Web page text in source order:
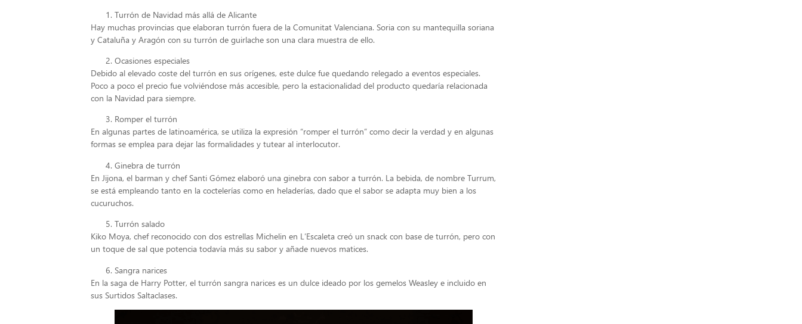
Turrón de Navidad más allá de Alicante
Hay muchas provincias que elaboran turrón fuera de la Comunitat Valenciana. Soria con su mantequilla soriana
y Cataluña y Aragón con su turrón de guirlache son una clara muestra de ello.
Ocasiones especiales
Debido al elevado coste del turrón en sus orígenes, este dulce fue quedando relegado a eventos especiales.
Poco a poco el precio fue volviéndose más accesible, pero la estacionalidad del producto quedaría relacionada
con la Navidad para siempre.
Romper el turrón
En algunas partes de latinoamérica, se utiliza la expresión “romper el turrón” como decir la verdad y en algunas
formas se emplea para dejar las formalidades y tutear al interlocutor.
Ginebra de turrón
En Jijona, el barman y chef Santi Gómez elaboró una ginebra con sabor a turrón. La bebida, de nombre Turrum,
se está empleando tanto en la coctelerías como en heladerías, dado que el sabor se adapta muy bien a los
cucuruchos.
Turrón salado
Kiko Moya, chef reconocido con dos estrellas Michelin en L’Escaleta creó un snack con base de turrón, pero con
un toque de sal que potencia todavía más su sabor y añade nuevos matices.
Sangra narices
En la saga de Harry Potter, el turrón sangra narices es un dulce ideado por los gemelos Weasley e incluido en
sus Surtidos Saltaclases.